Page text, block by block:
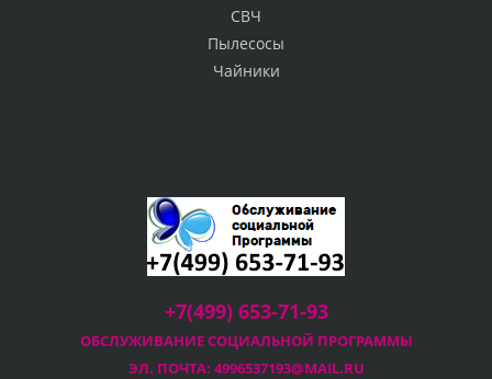
СВЧ
Пылесосы
Чайники
+7(499) 653-71-93
ОБСЛУЖИВАНИЕ СОЦИАЛЬНОЙ ПРОГРАММЫ
ЭЛ. ПОЧТА: 4996537193@MAIL.RU